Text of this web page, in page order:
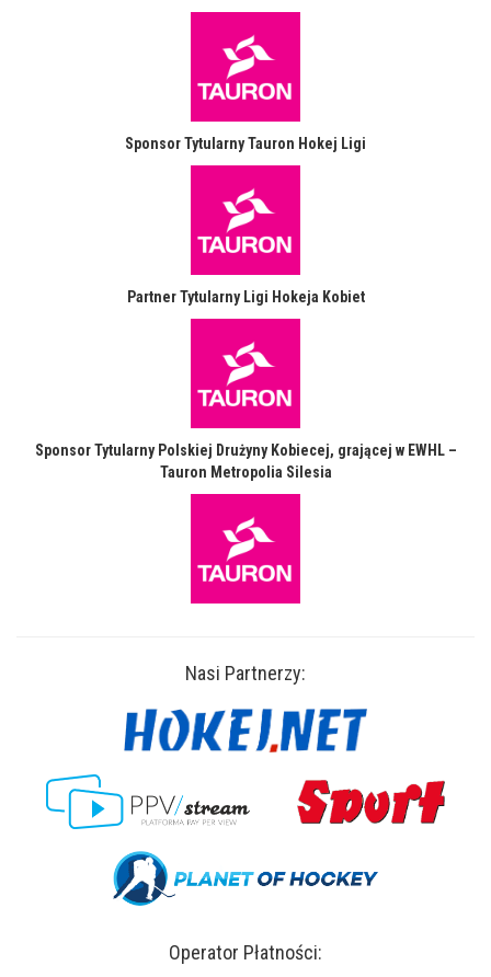
Sponsor Tytularny Tauron Hokej Ligi
Partner Tytularny Ligi Hokeja Kobiet
Sponsor Tytularny Polskiej Drużyny Kobiecej, grającej w EWHL –
Tauron Metropolia Silesia
Nasi Partnerzy:
Operator Płatności: